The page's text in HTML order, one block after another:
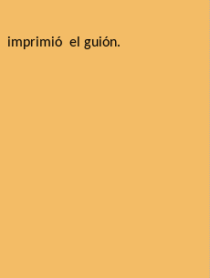
imprimió el guión.